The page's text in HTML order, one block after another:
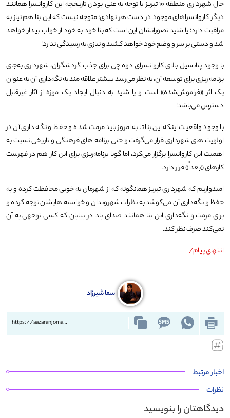
حال شهرداری منطقه ۱۰ تبریز با توجه به غنی بودن تاریخچه این کاروانسرا همانند
دیگر کاروانسراهای موجود در دست هر نهادی؛ متوجه نیست که این بنا هم نیاز به
مراقبت‌ دارد؛ یا شاید تصوراتشان این است که بنا خود به خود از خواب بیدار خواهد
شد و دستی بر سر و وضع خود خواهد کشید و نیازی به رسیدگی ندارد!
با وجود پتانسیل بالای کاروانسرای دوه چی برای جذب گردشگران، شهرداری به‌جای
برنامه ریزی برای توسعه آن، به نظر می‌رسد بیشتر علاقه مند به نگه‌داری آن به عنوان
یک اثر «فراموش‌شده» است و یا شاید به دنبال ایجاد یک موزه از آثار غیرقابل
دسترس می‌باشد!
با وجود واقعیت اینکه این بنا تا به امروز باید مرمت شده و حفظ و نگه داری آن در
اولویت های شهرداری قرار می‌گرفت و حتی برنامه های فرهنگی و تاریخی نسبت به
اهمیت این کاروانسرا برگزار می‌کرد، اما گویا برنامه‌ریزی برای این کار هم در فهرست
کارهای «بعداً» قرار دارد.
امیدواریم که شهرداری تبریز همانگونه که از شهرمان به خوبی محافظت کرده و به
حفظ و نگه‌داری آن می‌کوشد به نظرات شهروندان و خواسته هایشان توجه کرده و
برای مرمت و نگه‌داری این بنا همانند صدای باد در بیابان که کسی توجهی به آن
نمی‌کند صرف نظر کند.
انتهای پیام/
سما شیرزاد
https://aazaranjoman.ir/?p=71702
اخبار مرتبط
نظرات
دیدگاهتان را بنویسید